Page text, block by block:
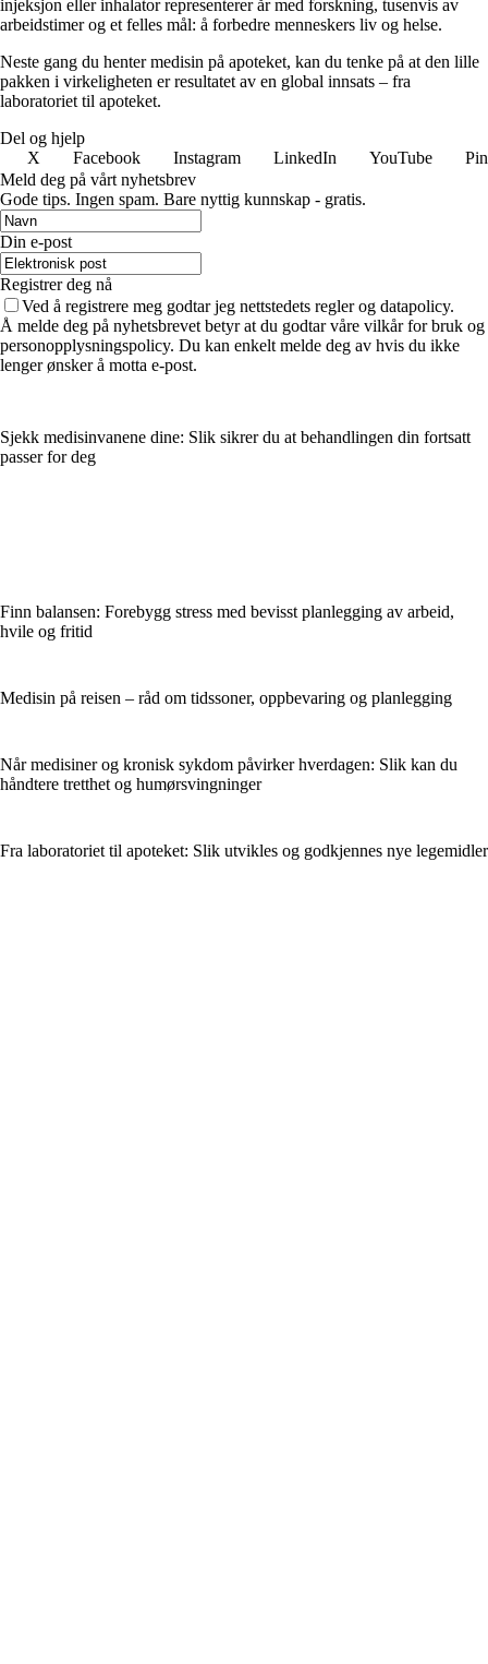
injeksjon eller inhalator representerer år med forskning, tusenvis av
arbeidstimer og et felles mål: å forbedre menneskers liv og helse.
Neste gang du henter medisin på apoteket, kan du tenke på at den lille
pakken i virkeligheten er resultatet av en global innsats – fra
laboratoriet til apoteket.
Del og hjelp
X
Facebook Instagram LinkedIn YouTube
Meld deg på vårt nyhetsbrev
Gode ​​tips. Ingen spam. Bare nyttig kunnskap - gratis.
Din e-post
Registrer deg nå
Ved å registrere meg godtar jeg nettstedets regler og datapolicy.
Å melde deg på nyhetsbrevet betyr at du godtar våre vilkår for bruk og
personopplysningspolicy. Du kan enkelt melde deg av hvis du ikke
lenger ønsker å motta e-post.
Sjekk medisinvanene dine: Slik sikrer du at behandlingen din fortsatt
passer for deg
Finn balansen: Forebygg stress med bevisst planlegging av arbeid,
hvile og fritid
Medisin på reisen – råd om tidssoner, oppbevaring og planlegging
Når medisiner og kronisk sykdom påvirker hverdagen: Slik kan du
håndtere tretthet og humørsvingninger
Fra laboratoriet til apoteket: Slik utvikles og godkjennes nye legemidler